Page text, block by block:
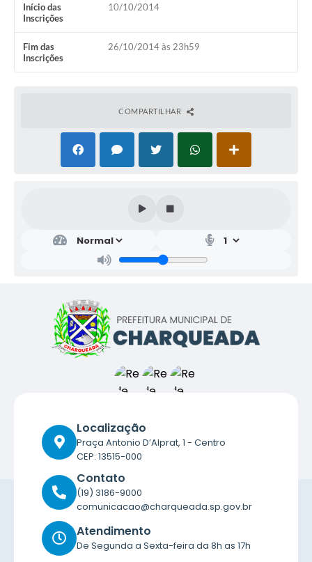
Início das
Inscrições
10/10/2014
Fim das
Inscrições
26/10/2014 às 23h59
COMPARTILHAR
Localização
Praça Antonio D’Alprat, 1 - Centro
CEP: 13515-000
Contato
(19) 3186-9000
comunicacao@charqueada.sp.gov.br
Atendimento
De Segunda a Sexta-feira da 8h as 17h